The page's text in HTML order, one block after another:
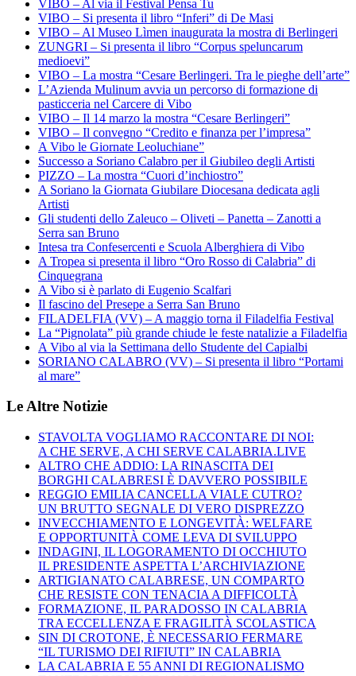
VIBO – Al via il Festival Pensa Tu
VIBO – Si presenta il libro “Inferi” di De Masi
VIBO – Al Museo Lìmen inaugurata la mostra di Berlingeri
ZUNGRI – Si presenta il libro “Corpus speluncarum
medioevi”
VIBO – La mostra “Cesare Berlingeri. Tra le pieghe dell’arte”
L’Azienda Mulinum avvia un percorso di formazione di
pasticceria nel Carcere di Vibo
VIBO – Il 14 marzo la mostra “Cesare Berlingeri”
VIBO – Il convegno “Credito e finanza per l’impresa”
A Vibo le Giornate Leoluchiane”
Successo a Soriano Calabro per il Giubileo degli Artisti
PIZZO – La mostra “Cuori d’inchiostro”
A Soriano la Giornata Giubilare Diocesana dedicata agli
Artisti
Gli studenti dello Zaleuco – Oliveti – Panetta – Zanotti a
Serra san Bruno
Intesa tra Confesercenti e Scuola Alberghiera di Vibo
A Tropea si presenta il libro “Oro Rosso di Calabria” di
Cinquegrana
A Vibo si è parlato di Eugenio Scalfari
Il fascino del Presepe a Serra San Bruno
FILADELFIA (VV) – A maggio torna il Filadelfia Festival
La “Pignolata” più grande chiude le feste natalizie a Filadelfia
A Vibo al via la Settimana dello Studente del Capialbi
SORIANO CALABRO (VV) – Si presenta il libro “Portami
al mare”
Le Altre Notizie
STAVOLTA VOGLIAMO RACCONTARE DI NOI:
A CHE SERVE, A CHI SERVE CALABRIA.LIVE
ALTRO CHE ADDIO: LA RINASCITA DEI
BORGHI CALABRESI È DAVVERO POSSIBILE
REGGIO EMILIA CANCELLA VIALE CUTRO?
UN BRUTTO SEGNALE DI VERO DISPREZZO
INVECCHIAMENTO E LONGEVITÀ: WELFARE
E OPPORTUNITÀ COME LEVA DI SVILUPPO
INDAGINI, IL LOGORAMENTO DI OCCHIUTO
IL PRESIDENTE ASPETTA L’ARCHIVIAZIONE
ARTIGIANATO CALABRESE, UN COMPARTO
CHE RESISTE CON TENACIA A DIFFICOLTÀ
FORMAZIONE, IL PARADOSSO IN CALABRIA
TRA ECCELLENZA E FRAGILITÀ SCOLASTICA
SIN DI CROTONE, È NECESSARIO FERMARE
“IL TURISMO DEI RIFIUTI” IN CALABRIA
LA CALABRIA E 55 ANNI DI REGIONALISMO